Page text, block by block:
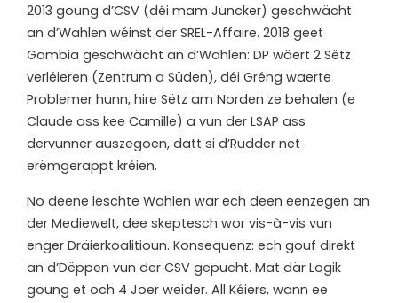
2013 goung d’CSV (déi mam Juncker) geschwächt
an d’Wahlen wéinst der SREL-Affaire. 2018 geet
Gambia geschwächt an d’Wahlen: DP wäert 2 Sëtz
verléieren (Zentrum a Süden), déi Gréng waerte
Problemer hunn, hire Sëtz am Norden ze behalen (e
Claude ass kee Camille) a vun der LSAP ass
dervunner auszegoen, datt si d’Rudder net
erëmgerappt kréien.
No deene leschte Wahlen war ech deen eenzegen an
der Mediewelt, dee skeptesch wor vis-à-vis vun
enger Dräierkoalitioun. Konsequenz: ech gouf direkt
an d’Dëppen vun der CSV gepucht. Mat där Logik
goung et och 4 Joer weider. All Kéiers, wann ee